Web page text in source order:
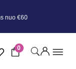
nuo €60
0